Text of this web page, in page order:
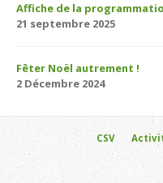
Affiche de la
21 septembre 2025
Fêter Noël autrement !
2 Décembre 2024
CSV